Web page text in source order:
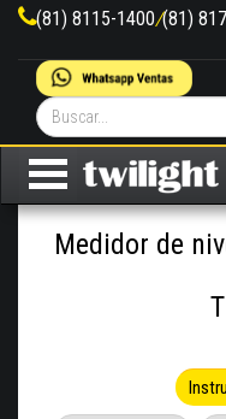
(81) 8115-1400/(81)
Medidor de